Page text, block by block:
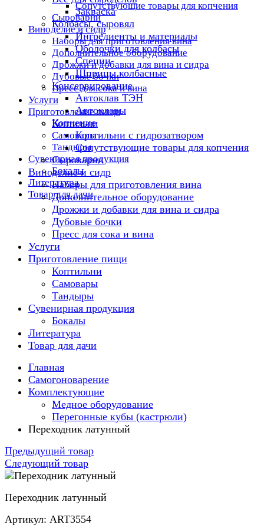
Сопутствующие товары для копчения
Сыроварни
Виноделие и сидр
Наборы для приготовления вина
Дополнительное оборудование
Дрожжи и добавки для вина и сидра
Дубовые бочки
Пресс для сока и вина
Услуги
Приготовление пищи
Коптильни
Самовары
Тандыры
Сувенирная продукция
Бокалы
Литература
Товар для дачи
Закваска
Колбасы, сыровял
Ингредиенты и материалы
Оболочки для колбасы
Специи
Шприцы колбасные
Консервирование
Автоклав ТЭН
Автоклавы
Копчение
Коптильни с гидрозатвором
Сопутствующие товары для копчения
Сыроварни
Виноделие и сидр
Наборы для приготовления вина
Дополнительное оборудование
Дрожжи и добавки для вина и сидра
Дубовые бочки
Пресс для сока и вина
Услуги
Приготовление пищи
Коптильни
Самовары
Тандыры
Сувенирная продукция
Бокалы
Литература
Товар для дачи
Главная
Самогоноварение
Комплектующие
Медное оборудование
Перегонные кубы (кастрюли)
Переходник латунный
Предыдущий товар
Следующий товар
Переходник латунный
Артикул: ART3554